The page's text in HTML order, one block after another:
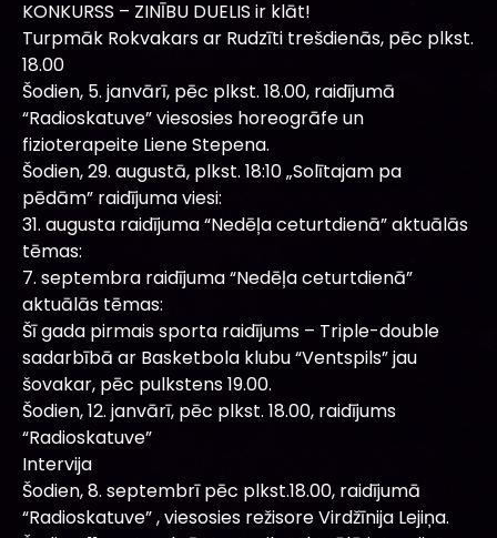
KONKURSS – ZINĪBU DUELIS ir klāt!
Turpmāk Rokvakars ar Rudzīti trešdienās, pēc plkst.
18.00
Šodien, 5. janvārī, pēc plkst. 18.00, raidījumā
“Radioskatuve” viesosies horeogrāfe un
fizioterapeite Liene Stepena.
Šodien, 29. augustā, plkst. 18:10 „Solītajam pa
pēdām” raidījuma viesi:
31. augusta raidījuma “Nedēļa ceturtdienā” aktuālās
tēmas:
7. septembra raidījuma “Nedēļa ceturtdienā”
aktuālās tēmas:
Šī gada pirmais sporta raidījums – Triple-double
sadarbībā ar Basketbola klubu “Ventspils” jau
šovakar, pēc pulkstens 19.00.
Šodien, 12. janvārī, pēc plkst. 18.00, raidījums
“Radioskatuve”
Intervija
Šodien, 8. septembrī pēc plkst.18.00, raidījumā
“Radioskatuve” , viesosies režisore Virdžīnija Lejiņa.